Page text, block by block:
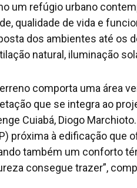
um refúgio urbano
qualidade de vida e
dos ambientes até os
natural, iluminação
comporta uma área
que se integra ao
Cuiabá, Diogo
próxima à edificação que
também um conforto
consegue trazer”,